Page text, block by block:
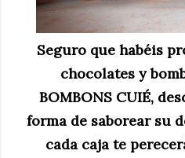
Seguro que habéis
chocolates y
BOMBONS CUIÉ,
forma de saborear su
cada caja te